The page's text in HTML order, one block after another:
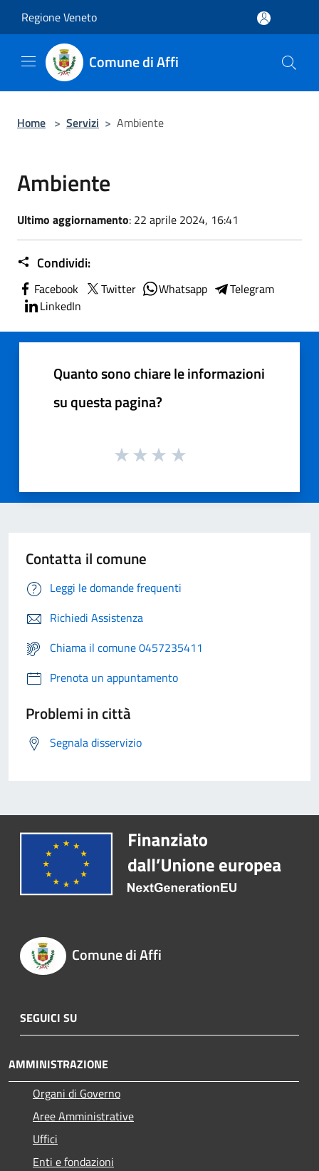
Regione Veneto
Comune di Affi
Home > Servizi > Ambiente
Ambiente
Ultimo aggiornamento: 22 aprile 2024, 16:41
Condividi:
Facebook Twitter Whatsapp
Telegram
LinkedIn
Quanto sono chiare le informazioni
su questa pagina?
Contatta il comune
Leggi le domande frequenti
Richiedi Assistenza
Chiama il comune 0457235411
Prenota un appuntamento
Problemi in città
Segnala disservizio
Comune di Affi
SEGUICI SU
AMMINISTRAZIONE
Organi di Governo
Aree Amministrative
Uffici
Enti e fondazioni